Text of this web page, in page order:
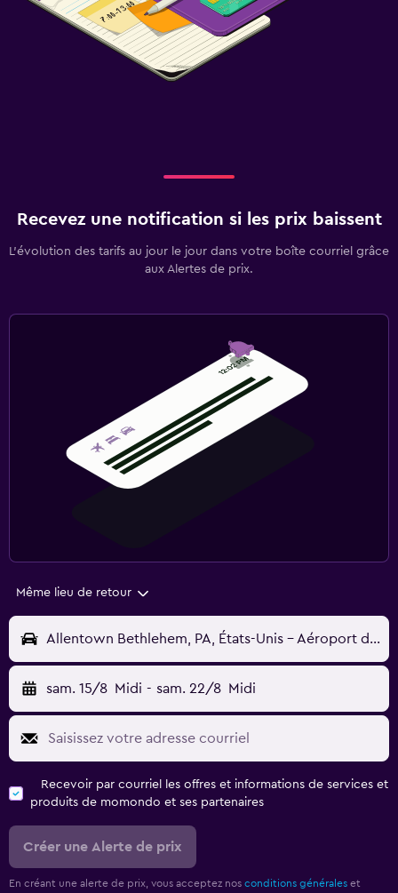
Recevez une notification si les prix baissent
L’évolution des tarifs au jour le jour dans votre boîte courriel grâce
aux Alertes de prix.
Même lieu de retour
Allentown Bethlehem, PA, États-Unis - Aéroport d'Allentown-Bethlehem-Easton (ABE)
sam. 15/8 Midi - sam. 22/8 Midi
Recevoir par courriel les offres et informations de services et
produits de momondo et ses partenaires
Créer une Alerte de prix
En créant une alerte de prix, vous acceptez nos conditions générales et